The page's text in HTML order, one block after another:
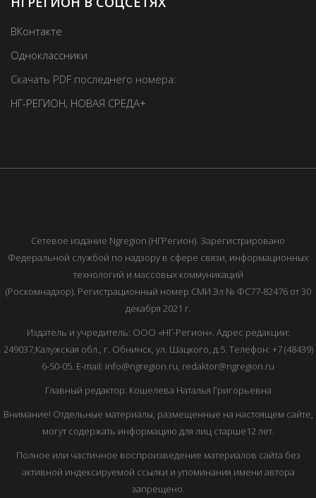
ВКонтакте
Одноклассники
Скачать PDF последнего номера:
НГ-РЕГИОН, НОВАЯ СРЕДА+
Сетевое издание Ngregion (НГРегион). Зарегистрировано
Федеральной службой по надзору в сфере связи, информационных
технологий и массовых коммуникаций
(Роскомнадзор). Регистрационный номер СМИ Эл № ФС77-82476 от 30
декабря 2021 г.
Издатель и учредитель: ООО «НГ-Регион». Адрес редакции:
249037,Калужская обл., г. Обнинск, ул. Шацкого, д.5. Телефон: +7 (48439)
6-50-05. E-mail: info@ngregion.ru, redaktor@ngregion.ru
Главный редактор: Кошелева Наталья Григорьевна
Внимание! Отдельные материалы, размещенные на настоящем сайте,
могут содержать информацию для лиц старше12 лет.
Полное или частичное воспроизведение материалов сайта без
активной индексируемой ссылки и упоминания имени автора
запрещено.